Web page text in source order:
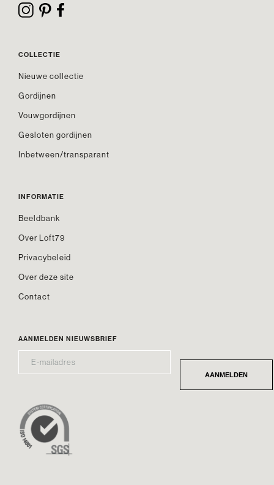
COLLECTIE
Nieuwe collectie
Gordijnen
Vouwgordijnen
Gesloten gordijnen
Inbetween/transparant
INFORMATIE
Beeldbank
Over Loft79
Privacybeleid
Over deze site
Contact
AANMELDEN NIEUWSBRIEF
MAILADRES* AANMELDEN